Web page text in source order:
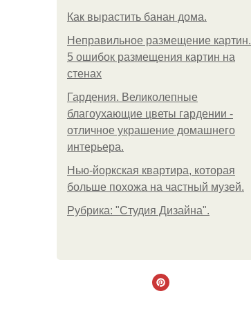
Как вырастить банан дома.
Неправильное размещение картин.
5 ошибок размещения картин на
стенах
Гардения. Великолепные
благоухающие цветы гардении -
отличное украшение домашнего
интерьера.
Нью-йоркская квартира, которая
больше похожа на частный музей.
Рубрика: "Студия Дизайна".